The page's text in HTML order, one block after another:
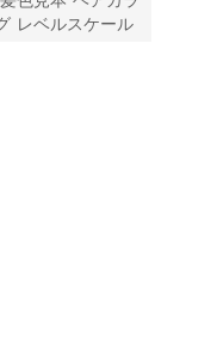
レベルスケール